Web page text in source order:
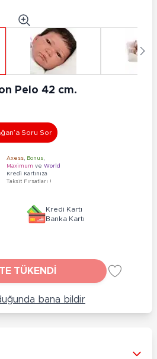
Pelo 42 cm.
Soru Sor
Axess Bonus
Maximum ve World
Kredi Kartınıza
Taksit Fırsatları !
Kredi Kartı
Banka Kartı
TÜKENDİ
bana bildir